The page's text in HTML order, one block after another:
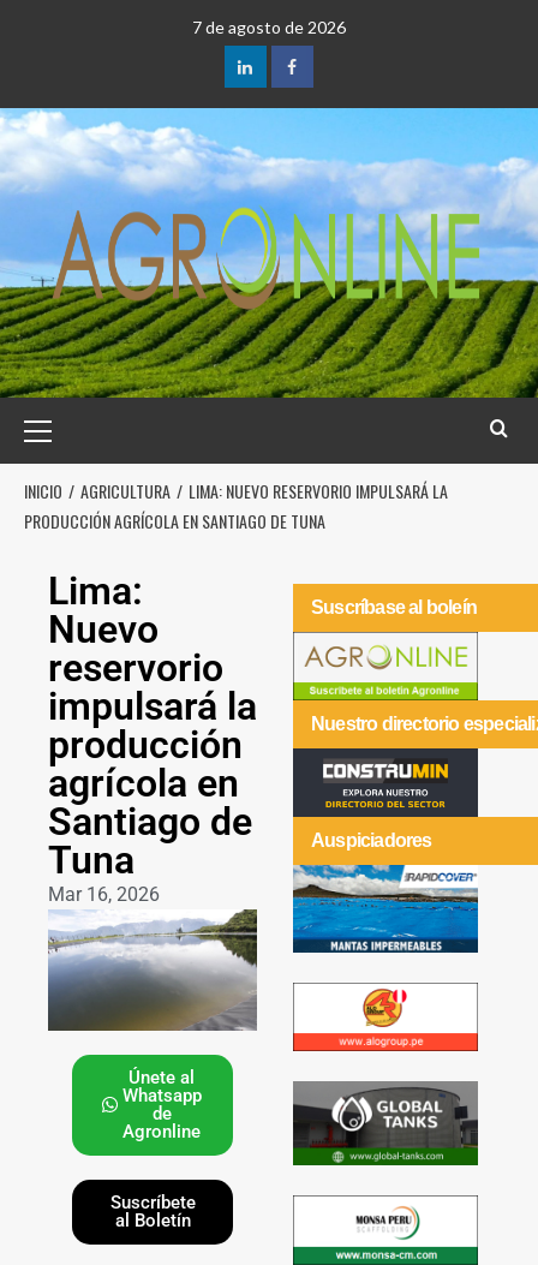
7 de agosto de 2026
INICIO AGRICULTURA
LIMA: NUEVO RESERVORIO IMPULSARÁ LA
PRODUCCIÓN AGRÍCOLA EN SANTIAGO DE TUNA
Lima:
Nuevo
reservorio
impulsará la
producción
agrícola en
Santiago de
Tuna
Mar 16, 2026
Únete al
Whatsapp
de
Agronline
Suscríbete
al Boletín
Suscríbase al boleín
Nuestro directorio
Auspiciadores